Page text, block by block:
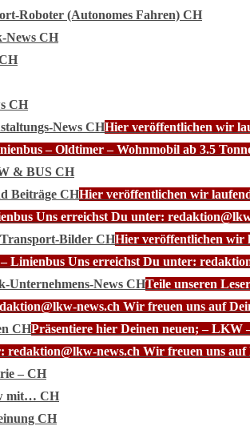
Roboter (Autonomes Fahren) CH
News CH
CH
News CHHier veröffentlichen wir
– Oldtimer – Wohnmobil ab 3.5
& BUS CH
Beiträge CHHier veröffentlichen wir
Uns erreichst Du unter:
Bilder CHHier veröffentlichen wir
– Linienbus Uns erreichst Du unter:
Unternehmens-News CHTeile unseren
news.ch Wir freuen uns auf
CHPräsentiere hier Deinen neuen; – LKW
redaktion@lkw-news.ch Wir freuen uns auf
– CH
mit… CH
CH